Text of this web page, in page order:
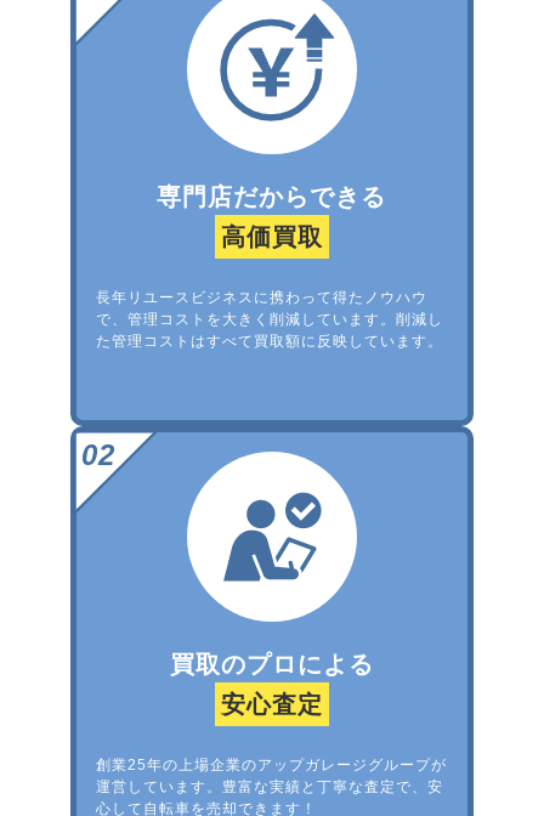
専門店だからできる
高価買取
長年リユースビジネスに携わって得たノウハウ
で、管理コストを大きく削減しています。削減し
た管理コストはすべて買取額に反映しています。
買取のプロによる
安心査定
創業25年の上場企業のアップガレージグループが
運営しています。豊富な実績と丁寧な査定で、安
心して自転車を売却できます！